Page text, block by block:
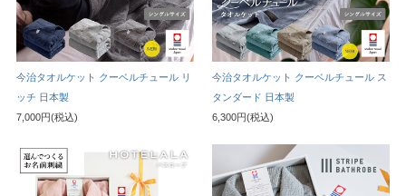
今治タオルケット クーベルチュール リ
ッチ 日本製
7,000円(税込)
今治タオルケット クーベルチュール ス
タンダード 日本製
6,300円(税込)